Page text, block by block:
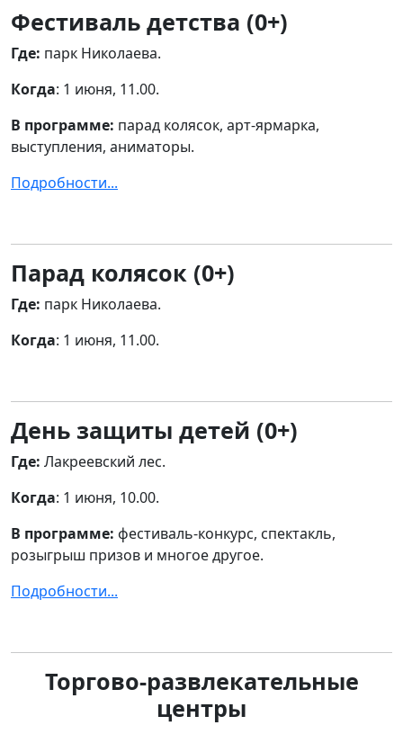
Фестиваль детства (0+)
Где: парк Николаева.
Когда: 1 июня, 11.00.
В программе: парад колясок, арт-ярмарка,
выступления, аниматоры.
Подробности...
Парад колясок (0+)
Где: парк Николаева.
Когда: 1 июня, 11.00.
День защиты детей (0+)
Где: Лакреевский лес.
Когда: 1 июня, 10.00.
В программе: фестиваль-конкурс, спектакль,
розыгрыш призов и многое другое.
Подробности...
Торгово-развлекательные
центры